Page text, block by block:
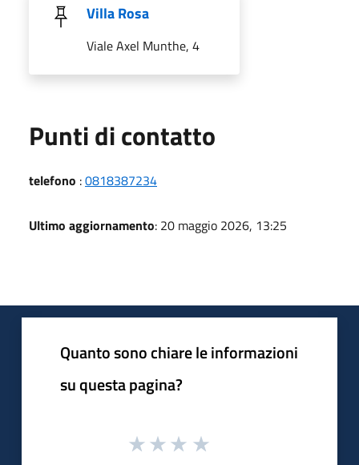
Villa Rosa
Viale Axel Munthe, 4
Punti di contatto
telefono :0818387234
Ultimo aggiornamento: 20 maggio 2026, 13:25
Quanto sono chiare le informazioni
su questa pagina?